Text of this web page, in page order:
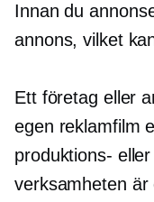
Innan du
annons, vilket
Ett företag eller
egen reklamfilm
produktions-
verksamheten är